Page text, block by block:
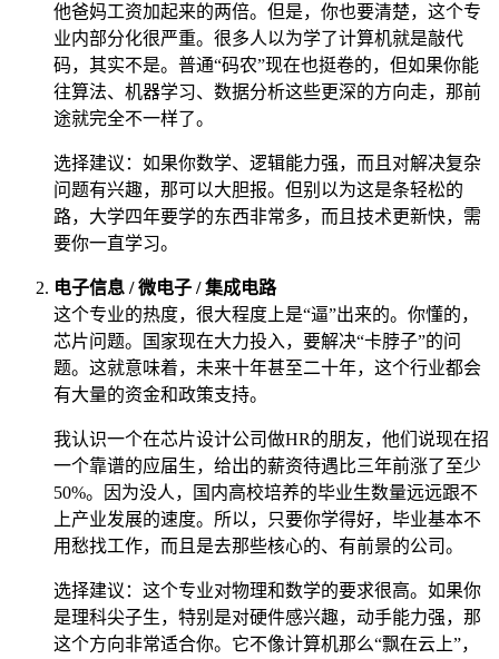
他爸妈工资加起来的两倍。但是，你也要清楚，这个专
业内部分化很严重。很多人以为学了计算机就是敲代
码，其实不是。普通“码农”现在也挺卷的，但如果你能
往算法、机器学习、数据分析这些更深的方向走，那前
途就完全不一样了。
选择建议：如果你数学、逻辑能力强，而且对解决复杂
问题有兴趣，那可以大胆报。但别以为这是条轻松的
路，大学四年要学的东西非常多，而且技术更新快，需
要你一直学习。
电子信息 / 微电子 / 集成电路
这个专业的热度，很大程度上是“逼”出来的。你懂的，
芯片问题。国家现在大力投入，要解决“卡脖子”的问
题。这就意味着，未来十年甚至二十年，这个行业都会
有大量的资金和政策支持。
我认识一个在芯片设计公司做HR的朋友，他们说现在招
一个靠谱的应届生，给出的薪资待遇比三年前涨了至少
50%。因为没人，国内高校培养的毕业生数量远远跟不
上产业发展的速度。所以，只要你学得好，毕业基本不
用愁找工作，而且是去那些核心的、有前景的公司。
选择建议：这个专业对物理和数学的要求很高。如果你
是理科尖子生，特别是对硬件感兴趣，动手能力强，那
这个方向非常适合你。它不像计算机那么“飘在云上”，